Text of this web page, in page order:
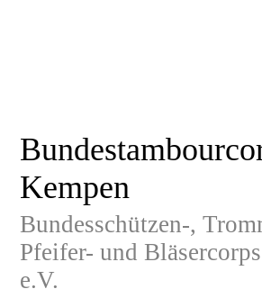
Kempen
Bundesschützen-,
Pfeifer- und
e.V.